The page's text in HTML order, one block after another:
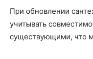
При обновлении
учитывать
существующими, что